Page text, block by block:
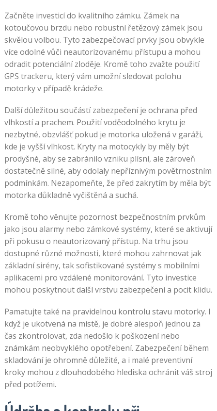
Začněte investicí do kvalitního zámku. Zámek na
kotoučovou brzdu nebo robustní řetězový zámek jsou
skvělou volbou. Tyto zabezpečovací prvky jsou obvykle
více odolné vůči neautorizovanému přístupu a mohou
odradit potenciální zloděje. Kromě toho zvažte použití
GPS trackeru, který vám umožní sledovat polohu
motorky v případě krádeže.
Další důležitou součástí zabezpečení je ochrana před
vlhkostí a prachem. Použití voděodolného krytu je
nezbytné, obzvlášť pokud je motorka uložená v garáži,
kde je vyšší vlhkost. Kryty na motocykly by měly být
prodyšné, aby se zabránilo vzniku plísní, ale zároveň
dostatečně silné, aby odolaly nepříznivým povětrnostním
podmínkám. Nezapomeňte, že před zakrytím by měla být
motorka důkladně vyčištěná a suchá.
Kromě toho věnujte pozornost bezpečnostním prvkům
jako jsou alarmy nebo zámkové systémy, které se aktivují
při pokusu o neautorizovaný přístup. Na trhu jsou
dostupné různé možnosti, které mohou zahrnovat jak
základní sirény, tak sofistikované systémy s mobilními
aplikacemi pro vzdálené monitorování. Tyto investice
mohou poskytnout další vrstvu zabezpečení a pocit klidu.
Pamatujte také na pravidelnou kontrolu stavu motorky. I
když je ukotvená na místě, je dobré alespoň jednou za
čas zkontrolovat, zda nedošlo k poškození nebo
známkám neobvyklého opotřebení. Zabezpečení během
skladování je ohromně důležité, a i malé preventivní
kroky mohou z dlouhodobého hlediska ochránit váš stroj
před potížemi.